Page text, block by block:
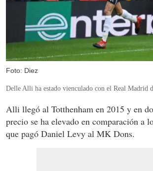
Foto: Diez
Delle Alli ha estado vienculado con el Real Madrid
Alli llegó al Totthenham en 2015 y en
precio se ha elevado en comparación a
que pagó Daniel Levy al MK Dons.